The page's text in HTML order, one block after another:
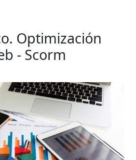
Optimización
- Scorm